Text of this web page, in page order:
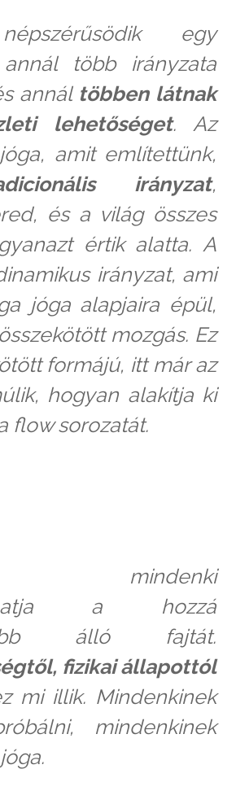
egy
több irányzata
annáltöbben látnak
lehetőséget. Az
amit említettünk,
irányzat,
és a világ összes
értik alatta. A
irányzat, ami
jóga alapjaira épül,
mozgás. Ez
formájú, itt már az
hogyan alakítja ki
flow sorozatát.
mindenki
a hozzá
álló fajtát.
fizikai állapottól
mi illik. Mindenkinek
mindenkinek